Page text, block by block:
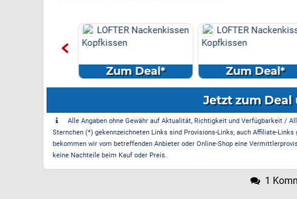
LOFTER Nackenkissen
Kopfkissen
Zum Deal*
LOFTER
Kopfkissen
Zum Deal*
Jetzt zum Deal
Alle Angaben ohne Gewähr auf Aktualität, Richtigkeit und Verfügbarkeit /
Sternchen (*) gekennzeichneten Links sind Provisions-Links, auch Affiliate-
bekommen wir vom betreffenden Anbieter oder Online-Shop eine
keine Nachteile beim Kauf oder Preis.
1